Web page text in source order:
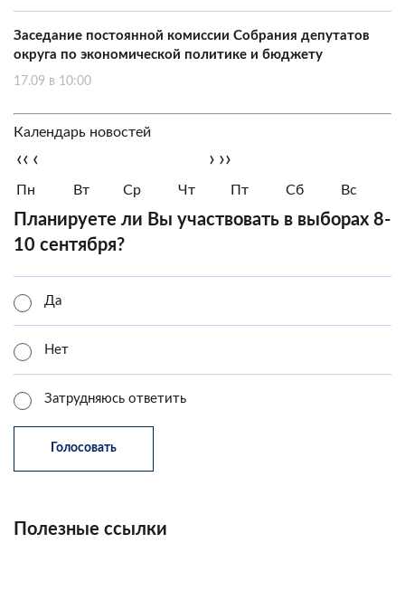
Заседание постоянной комиссии Собрания депутатов
округа по экономической политике и бюджету
17.09 в 10:00
Календарь новостей
‹‹ ‹ › ››
Пн Вт Ср Чт Пт Сб Вс
Планируете ли Вы участвовать в выборах 8-
10 сентября?
Да
Нет
Затрудняюсь ответить
Полезные ссылки